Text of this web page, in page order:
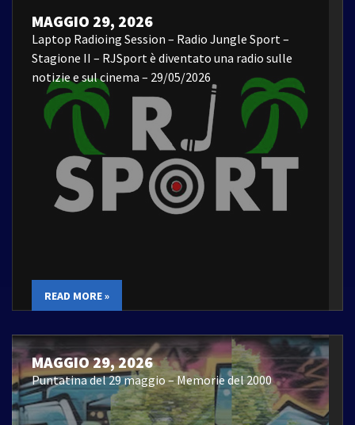
MAGGIO 29, 2026
Laptop Radioing Session – Radio Jungle Sport –
Stagione II – RJSport è diventato una radio sulle
notizie e sul cinema – 29/05/2026
READ MORE »
MAGGIO 29, 2026
Puntatina del 29 maggio – Memorie del 2000